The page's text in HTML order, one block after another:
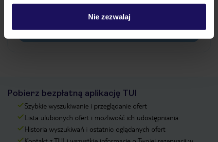
Nie zezwalaj
Na jakiej podstawie i gdzie otrzymam karty
pokładowe/bilety lotnicze?
Pobierz bezpłatną aplikację TUI
Szybkie wyszukiwanie i przeglądanie ofert
Lista ulubionych ofert i możliwość ich udostępniania
Historia wyszukiwań i ostatnio oglądanych ofert